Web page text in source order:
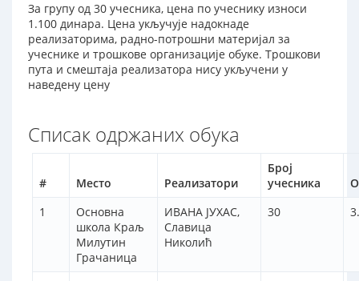
За групу од 30 учесника, цена по учеснику износи
1.100 динара. Цена укључује надокнаде
реализаторима, радно-потрошни материјал за
учеснике и трошкове организације обуке. Трошкови
пута и смештаја реализатора нису укључени у
наведену цену
Списак одржаних обука
# Место Реализатори
Број
учесника
1
Oсновна
школа Краљ
Милутин
Грачаница
ИВАНА ЈУХАС,
Славица
Николић
30